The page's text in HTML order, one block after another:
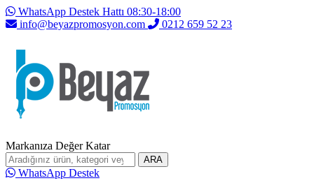
WhatsApp Destek Hattı 08:30-18:00
info@beyazpromosyon.com
0212 659 52 23
Markanıza Değer Katar
ARA
WhatsApp Destek